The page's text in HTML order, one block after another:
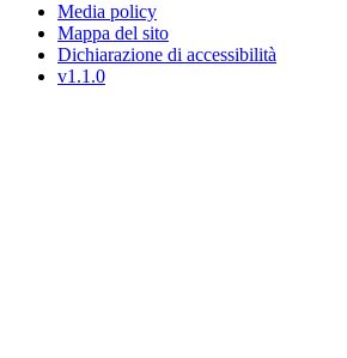
Media policy
Mappa del sito
Dichiarazione di accessibilità
v1.1.0